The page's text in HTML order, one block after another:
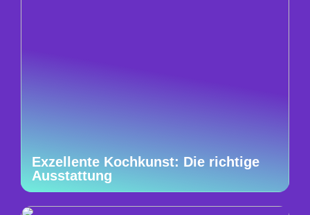
Exzellente Kochkunst: Die richtige
Ausstattung